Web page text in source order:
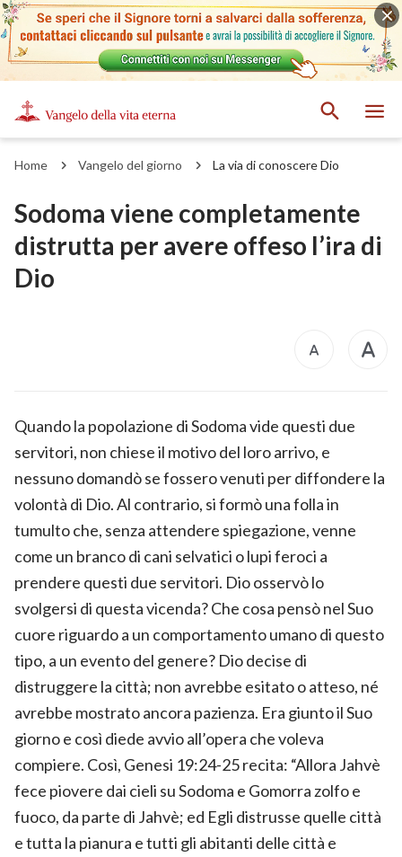
Home Vangelo del giorno La via di conoscere Dio
Sodoma viene completamente
distrutta per avere offeso l’ira di
Dio
Quando la popolazione di Sodoma vide questi due
servitori, non chiese il motivo del loro arrivo, e
nessuno domandò se fossero venuti per diffondere la
volontà di Dio. Al contrario, si formò una folla in
tumulto che, senza attendere spiegazione, venne
come un branco di cani selvatici o lupi feroci a
prendere questi due servitori. Dio osservò lo
svolgersi di questa vicenda? Che cosa pensò nel Suo
cuore riguardo a un comportamento umano di questo
tipo, a un evento del genere? Dio decise di
distruggere la città; non avrebbe esitato o atteso, né
avrebbe mostrato ancora pazienza. Era giunto il Suo
giorno e così diede avvio all’opera che voleva
compiere. Così, Genesi 19:24-25 recita: “Allora Jahvè
fece piovere dai cieli su Sodoma e Gomorra zolfo e
fuoco, da parte di Jahvè; ed Egli distrusse quelle città
e tutta la pianura e tutti gli abitanti delle città e